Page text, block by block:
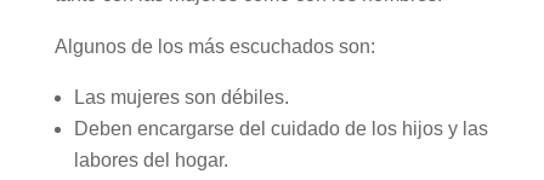
Algunos de los más escuchados son:
Las mujeres son débiles.
Deben encargarse del cuidado de los hijos y las
labores del hogar.